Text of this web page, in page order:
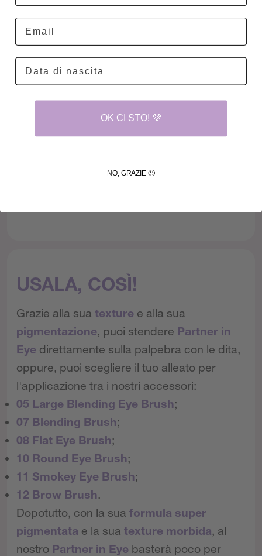
USALA, COSÌ!
Grazie alla sua texture e alla sua
pigmentazione, puoi stendere Partner in
Eye direttamente sulla palpebra con le dita,
oppure, puoi scegliere il tuo alleato per
l'applicazione tra i nostri accessori:
05 Large Blending Eye Brush;
07 Blending Brush;
08 Flat Eye Brush;
10 Round Eye Brush;
11 Smokey Eye Brush;
12 Brow Brush.
Dopotutto, con la sua formula super
pigmentata e la sua texture morbida, al
nostro Partner in Eye basterà poco per
Email
OK CI STO! 💜
NO, GRAZIE 🙁